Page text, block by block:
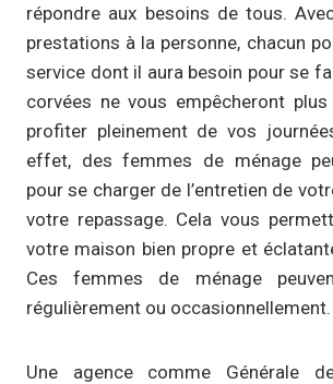
répondre aux besoins de tous.
prestations à la personne, chacun
service dont il aura besoin pour se
corvées ne vous empêcheront
profiter pleinement de vos
effet, des femmes de ménage
pour se charger de l’entretien de
votre repassage. Cela vous
votre maison bien propre et
Ces femmes de ménage
régulièrement ou occasionnellement.
Une agence comme Générale